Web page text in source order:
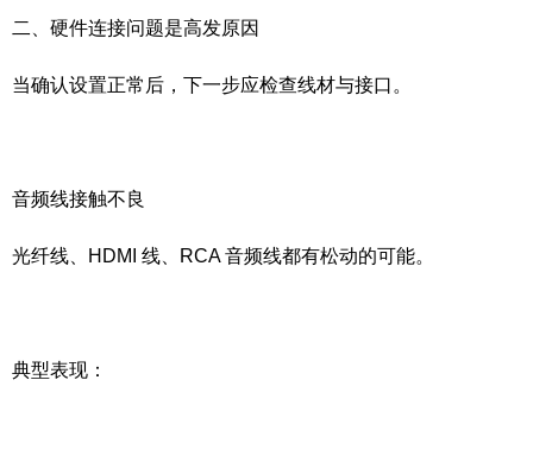
二、硬件连接问题是高发原因
当确认设置正常后，下一步应检查线材与接口。
音频线接触不良
光纤线、HDMI 线、RCA 音频线都有松动的可能。
典型表现：